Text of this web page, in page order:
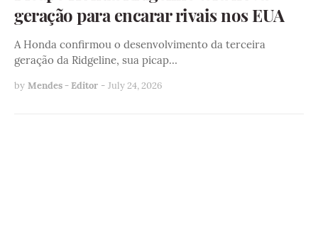
geração para encarar rivais nos EUA
A Honda confirmou o desenvolvimento da terceira
geração da Ridgeline, sua picap…
by Mendes - Editor - July 24, 2026